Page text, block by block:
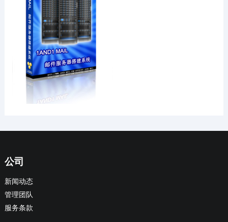
公司
新闻动态
管理团队
服务条款